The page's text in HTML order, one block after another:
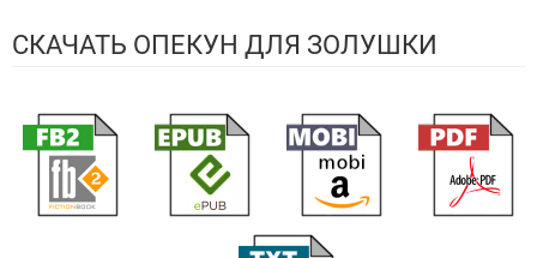
СКАЧАТЬ ОПЕКУН ДЛЯ ЗОЛУШКИ